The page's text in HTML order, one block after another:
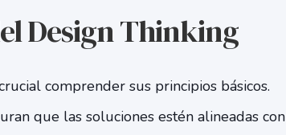
Design Thinking
comprender sus principios básicos.
que las soluciones estén alineadas con